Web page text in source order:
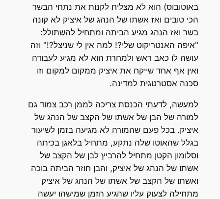
באוטובוס) הוא לא מצליח לקנות את נתחי הבשר
הכי טובים ואז אשתו של הנהג של איציק לא קונה
בשר ואז הנהג מגיע הביתה ומתחיל להשתולל:
"איפה האנטריקוט שלי?! למה אין לי שניצל?!" וזה
עושה לו כאב ראש ולמחרת הוא לא מגיע לעבודה
ואין אף אחד שייקח את איציק ממקום למקום וזו
סכנה אסטרטגית למדינה.
למעשה, לדעתי הכנסת צריכה לממן רכב צמוד גם
למורה של הבן של אשתו של הקצב של הנהג של
איציק. בכל פעם שהמורה לא מגיעה בזמן לשיעור
בגלל שהאוטו שלה נתקע, מתחיל בלאגן בכיתה
וסלומון הקטן מתחיל להרביץ לבן של הקצב של
אשתו של הנהג של איציק, והבן חוזר הביתה בוכה
ואשתו של הקצב של אשתו של הנהג של איציק
מתחילה לצעוק עליו שהגיע הזמן שמישהו יעשה